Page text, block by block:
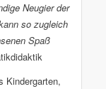
Neugier der
so zugleich
Spaß
Kindergarten,